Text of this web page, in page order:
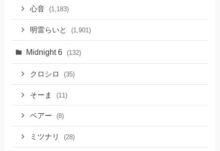
心音 (1,183)
明雷らいと (1,901)
Midnight 6 (132)
クロシロ (35)
そーま (11)
ベアー (8)
ミツナリ (28)